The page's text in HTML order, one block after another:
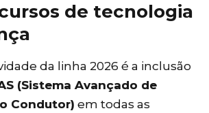
de tecnologia
da linha 2026 é a inclusão
(Sistema Avançado de
Condutor) em todas as